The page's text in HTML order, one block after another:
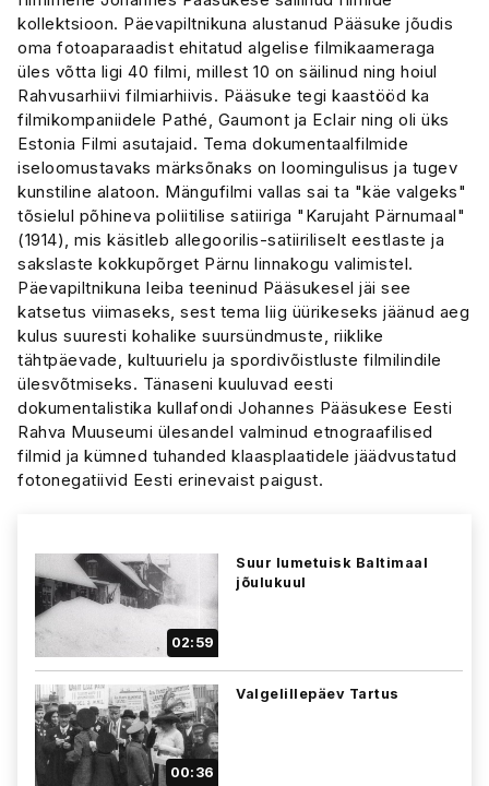
kollektsioon. Päevapiltnikuna alustanud Pääsuke jõudis
oma fotoaparaadist ehitatud algelise filmikaameraga
üles võtta ligi 40 filmi, millest 10 on säilinud ning hoiul
Rahvusarhiivi filmiarhiivis. Pääsuke tegi kaastööd ka
filmikompaniidele Pathé, Gaumont ja Eclair ning oli üks
Estonia Filmi asutajaid. Tema dokumentaalfilmide
iseloomustavaks märksõnaks on loomingulisus ja tugev
kunstiline alatoon. Mängufilmi vallas sai ta "käe valgeks"
tõsielul põhineva poliitilise satiiriga "Karujaht Pärnumaal"
(1914), mis käsitleb allegoorilis-satiiriliselt eestlaste ja
sakslaste kokkupõrget Pärnu linnakogu valimistel.
Päevapiltnikuna leiba teeninud Pääsukesel jäi see
katsetus viimaseks, sest tema liig üürikeseks jäänud aeg
kulus suuresti kohalike suursündmuste, riiklike
tähtpäevade, kultuurielu ja spordivõistluste filmilindile
ülesvõtmiseks. Tänaseni kuuluvad eesti
dokumentalistika kullafondi Johannes Pääsukese Eesti
Rahva Muuseumi ülesandel valminud etnograafilised
filmid ja kümned tuhanded klaasplaatidele jäädvustatud
fotonegatiivid Eesti erinevaist paigust.
02:59
Suur lumetuisk Baltimaal
jõulukuul
00:36
Valgelillepäev Tartus